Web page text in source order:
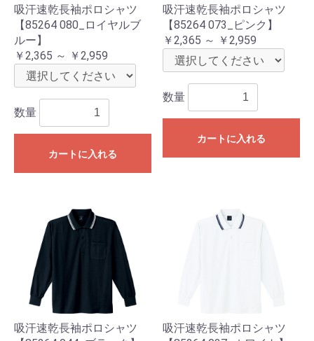
吸汗速乾長袖ポロシャツ
【85264 080_ロイヤルブ
ルー】
￥2,365 ～ ￥2,959
数量
カートに入れる
吸汗速乾長袖ポロシャツ
【85264 073_ピンク】
￥2,365 ～ ￥2,959
数量
カートに入れる
吸汗速乾長袖ポロシャツ
吸汗速乾長袖ポロシャツ